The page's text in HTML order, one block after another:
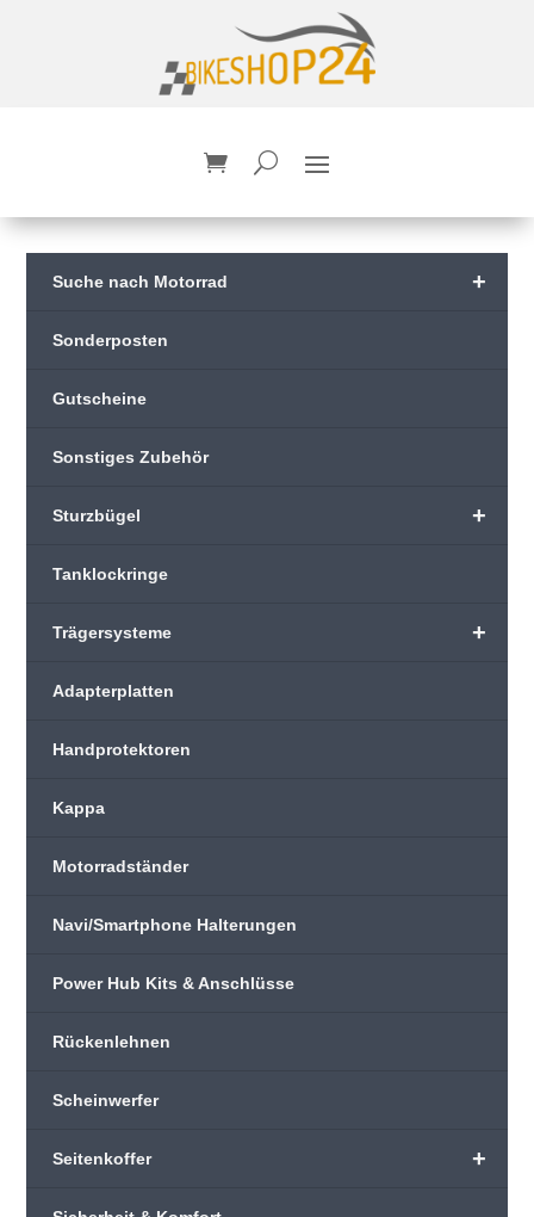
+
Suche nach Motorrad
Sonderposten
Gutscheine
Sonstiges Zubehör
+
Sturzbügel
Tanklockringe
+
Trägersysteme
Adapterplatten
Handprotektoren
Kappa
Motorradständer
Navi/Smartphone Halterungen
Power Hub Kits & Anschlüsse
Rückenlehnen
Scheinwerfer
+
Seitenkoffer